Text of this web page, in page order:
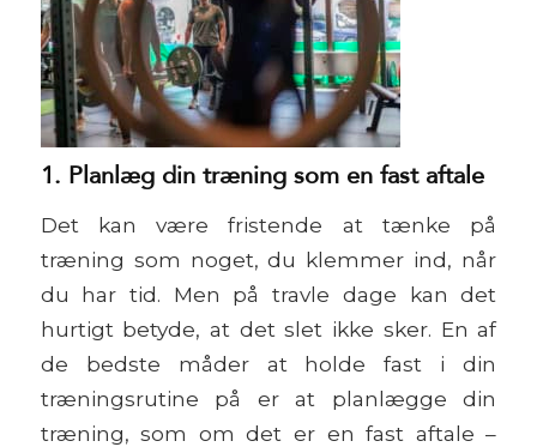
1. Planlæg din træning som en fast aftale
Det kan være fristende at tænke på
træning som noget, du klemmer ind, når
du har tid. Men på travle dage kan det
hurtigt betyde, at det slet ikke sker. En af
de bedste måder at holde fast i din
træningsrutine på er at planlægge din
træning, som om det er en fast aftale –